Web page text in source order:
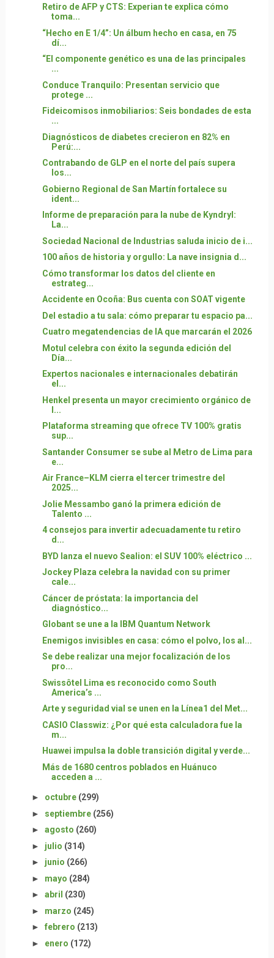
Retiro de AFP y CTS: Experian te explica cómo
toma...
“Hecho en E 1/4”: Un álbum hecho en casa, en 75
dí...
“El componente genético es una de las principales
...
Conduce Tranquilo: Presentan servicio que
protege ...
Fideicomisos inmobiliarios: Seis bondades de esta
...
Diagnósticos de diabetes crecieron en 82% en
Perú:...
Contrabando de GLP en el norte del país supera
los...
Gobierno Regional de San Martín fortalece su
ident...
Informe de preparación para la nube de Kyndryl:
La...
Sociedad Nacional de Industrias saluda inicio de i...
100 años de historia y orgullo: La nave insignia d...
Cómo transformar los datos del cliente en
estrateg...
Accidente en Ocoña: Bus cuenta con SOAT vigente
Del estadio a tu sala: cómo preparar tu espacio pa...
Cuatro megatendencias de IA que marcarán el 2026
Motul celebra con éxito la segunda edición del
Día...
Expertos nacionales e internacionales debatirán
el...
Henkel presenta un mayor crecimiento orgánico de
l...
Plataforma streaming que ofrece TV 100% gratis
sup...
Santander Consumer se sube al Metro de Lima para
e...
Air France–KLM cierra el tercer trimestre del
2025...
Jolie Messambo ganó la primera edición de
Talento ...
4 consejos para invertir adecuadamente tu retiro
d...
BYD lanza el nuevo Sealion: el SUV 100% eléctrico ...
Jockey Plaza celebra la navidad con su primer
cale...
Cáncer de próstata: la importancia del
diagnóstico...
Globant se une a la IBM Quantum Network
Enemigos invisibles en casa: cómo el polvo, los al...
Se debe realizar una mejor focalización de los
pro...
Swissôtel Lima es reconocido como South
America’s ...
Arte y seguridad vial se unen en la Línea1 del Met...
CASIO Classwiz: ¿Por qué esta calculadora fue la
m...
Huawei impulsa la doble transición digital y verde...
Más de 1680 centros poblados en Huánuco
acceden a ...
► octubre (299)
► septiembre (256)
► agosto (260)
► julio (314)
► junio (266)
► mayo (284)
► abril (230)
► marzo (245)
► febrero (213)
► enero (172)